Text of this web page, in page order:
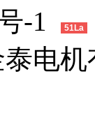
-1
51La
电